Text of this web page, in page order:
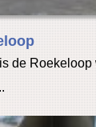
de Roekeloop